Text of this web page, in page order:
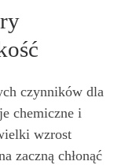
czynników dla
chemiczne i
wzrost
zaczną chłonąć